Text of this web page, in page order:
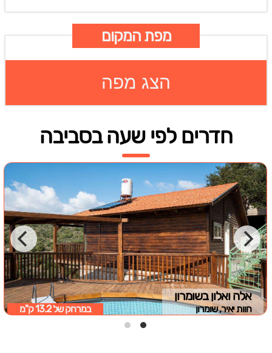
מפת המקום
הצג מפה
חדרים לפי שעה בסביבה
אלה ואלון בשומרון
חוות יאיר, שומרון במרחק של 13.2 ק"מ